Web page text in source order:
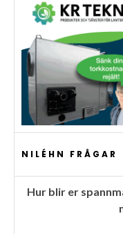
NILÉHN FRÅGAR
Hur blir er